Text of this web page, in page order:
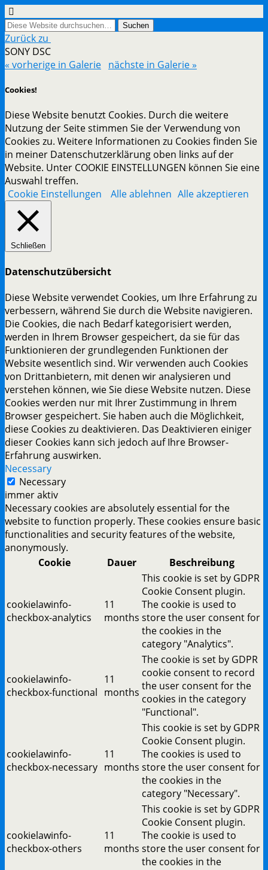
Zurück zu
SONY DSC
« vorherige in Galerie nächste in Galerie »
Cookies!
Diese Website benutzt Cookies. Durch die weitere
Nutzung der Seite stimmen Sie der Verwendung von
Cookies zu. Weitere Informationen zu Cookies finden Sie
in meiner Datenschutzerklärung oben links auf der
Website. Unter COOKIE EINSTELLUNGEN können Sie eine
Auswahl treffen.
Cookie Einstellungen
Alle ablehnen Alle akzeptieren
Schließen
Datenschutzübersicht
Diese Website verwendet Cookies, um Ihre Erfahrung zu
verbessern, während Sie durch die Website navigieren.
Die Cookies, die nach Bedarf kategorisiert werden,
werden in Ihrem Browser gespeichert, da sie für das
Funktionieren der grundlegenden Funktionen der
Website wesentlich sind. Wir verwenden auch Cookies
von Drittanbietern, mit denen wir analysieren und
verstehen können, wie Sie diese Website nutzen. Diese
Cookies werden nur mit Ihrer Zustimmung in Ihrem
Browser gespeichert. Sie haben auch die Möglichkeit,
diese Cookies zu deaktivieren. Das Deaktivieren einiger
dieser Cookies kann sich jedoch auf Ihre Browser-
Erfahrung auswirken.
Necessary
Necessary
immer aktiv
Necessary cookies are absolutely essential for the
website to function properly. These cookies ensure basic
functionalities and security features of the website,
anonymously.
Cookie
Dauer Beschreibung
cookielawinfo-
checkbox-analytics
11
months
This cookie is set by GDPR
Cookie Consent plugin.
The cookie is used to
store the user consent for
the cookies in the
category "Analytics".
cookielawinfo-
checkbox-functional
11
months
The cookie is set by GDPR
cookie consent to record
the user consent for the
cookies in the category
"Functional".
cookielawinfo-
checkbox-necessary
11
months
This cookie is set by GDPR
Cookie Consent plugin.
The cookies is used to
store the user consent for
the cookies in the
category "Necessary".
cookielawinfo-
checkbox-others
11
months
This cookie is set by GDPR
Cookie Consent plugin.
The cookie is used to
store the user consent for
the cookies in the